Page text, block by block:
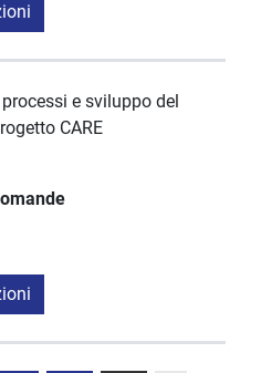
e sviluppo del
CARE